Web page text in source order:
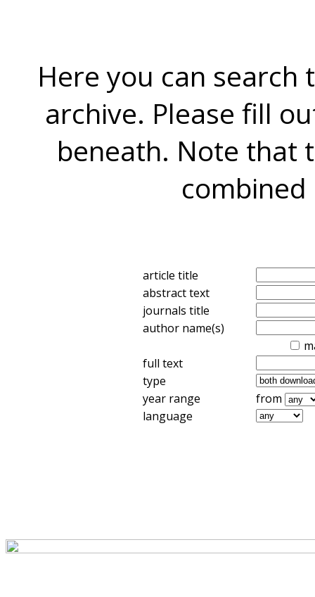
Here you can search
archive. Please fill
beneath. Note that
combined
article title
abstract text
journals title
author name(s)
full text
type
year range
from
language